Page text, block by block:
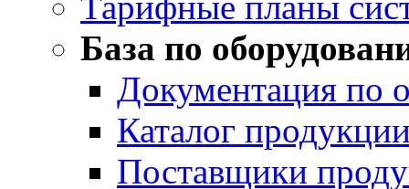
База по
Документация по
Каталог
Поставщики